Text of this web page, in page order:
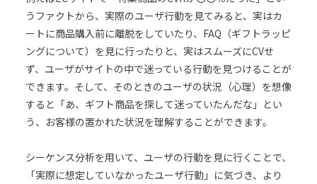
うファクトから、実際のユーザ行動を見てみると、実はカ
ートに商品購入前に離脱をしていたり、FAQ（ギフトラッピ
ングについて）を見に行ったりと、実はスムーズにCVせ
ず、ユーザがサイトの中で迷っている行動を見つけることが
できます。そして、そのときのユーザの状況（心理）を想像
すると「あ、ギフト商品を探して迷っていたんだな」とい
う、お客様の置かれた状況を理解することができます。
シーケンス分析を用いて、ユーザの行動を見に行くことで、
「実際に想定していなかったユーザ行動」に気づき、より